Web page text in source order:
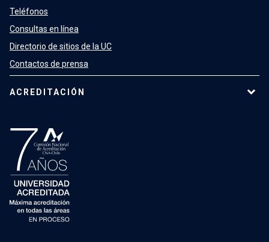
Teléfonos
Consultas en línea
Directorio de sitios de la UC
Contactos de prensa
ACREDITACIÓN